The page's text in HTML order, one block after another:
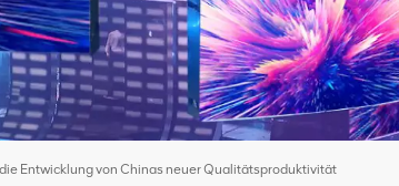
Entwicklung von Chinas neuer Qualitätsproduktivität